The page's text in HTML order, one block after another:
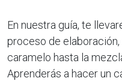
En nuestra guía, te
proceso de
caramelo hasta la
Aprenderás a hacer un